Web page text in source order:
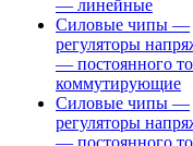
— линейные
Силовые чипы —
регуляторы
— постоянного
коммутирующие
Силовые чипы —
регуляторы
— постоянного